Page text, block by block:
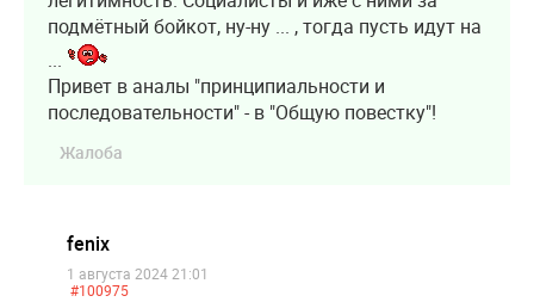
подмётный бойкот, ну-ну ... , тогда пусть идут на
...
Привет в аналы "принципиальности и
последовательности" - в "Общую повестку"!
Жалоба
fenix
1 августа 2024 21:01
#100975